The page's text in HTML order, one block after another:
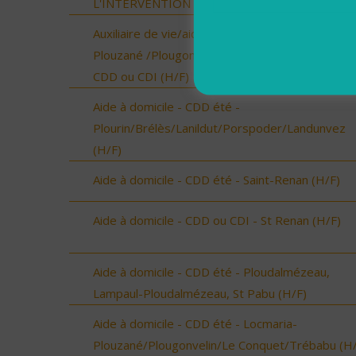
L'INTERVENTION SOCIALE ET FAMILIALE (H/F)
Auxiliaire de vie/aide à domicile - Locmaria-
Plouzané /Plougonvelin/Le Conquet/Trébabu -
CDD ou CDI (H/F)
Aide à domicile - CDD été -
Plourin/Brélès/Lanildut/Porspoder/Landunvez
(H/F)
Aide à domicile - CDD été - Saint-Renan (H/F)
Aide à domicile - CDD ou CDI - St Renan (H/F)
Aide à domicile - CDD été - Ploudalmézeau,
Lampaul-Ploudalmézeau, St Pabu (H/F)
Aide à domicile - CDD été - Locmaria-
Plouzané/Plougonvelin/Le Conquet/Trébabu